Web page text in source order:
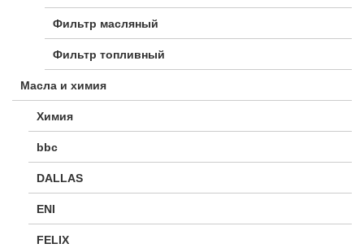
Фильтр масляный
Фильтр топливный
Масла и химия
Химия
bbc
DALLAS
ENI
FELIX